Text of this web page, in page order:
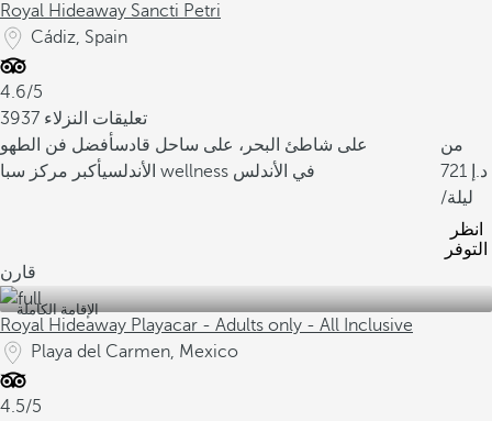
Royal Hideaway Sancti Petri
Cádiz, Spain
4.6/5
3937 تعليقات النزلاء
على شاطئ البحر، على ساحل قادسأفضل فن الطهو
الأندلسي
أكبر مركز سبا wellness في الأندلس
من
721
/ليلة
انظر
التوفر
قارن
الإقامة الكاملة
Royal Hideaway Playacar - Adults only - All Inclusive
Playa del Carmen, Mexico
4.5/5